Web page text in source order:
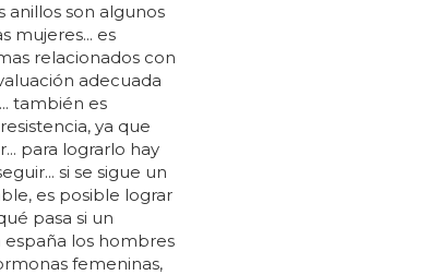
anillos son algunos
mujeres... es
relacionados con
adecuada
también es
ya que
para lograrlo hay
si se sigue un
es posible lograr
pasa si un
los hombres
femeninas,